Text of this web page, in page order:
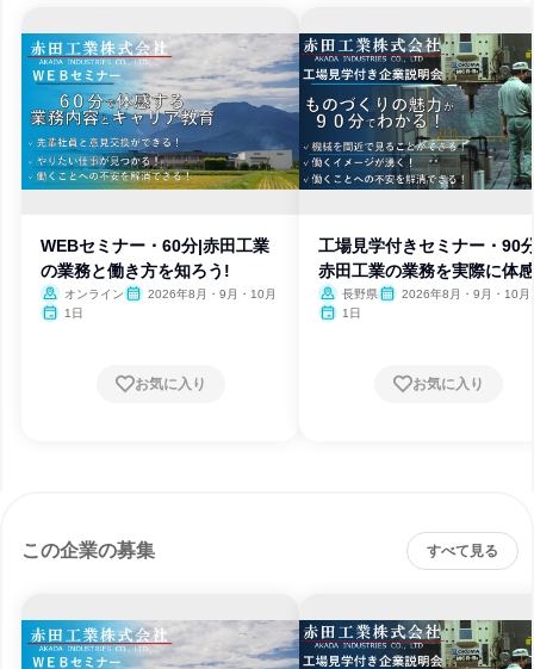
WEBセミナー・60分|赤田工業
の業務と働き方を知ろう!
オンライン
2026年8月・9月・10月
1日
お気に入り
工場見学付きセミナー・90
赤田工業の業務を実際に体
長野県
2026年8月・9月・10月
1日
お気に入り
この企業の募集 すべて見る